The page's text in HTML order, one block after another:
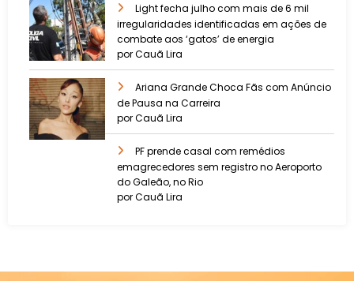
Light fecha julho com mais de 6 mil
irregularidades identificadas em ações de
combate aos ‘gatos’ de energia
por Cauã Lira
Ariana Grande Choca Fãs com Anúncio
de Pausa na Carreira
por Cauã Lira
PF prende casal com remédios
emagrecedores sem registro no Aeroporto
do Galeão, no Rio
por Cauã Lira